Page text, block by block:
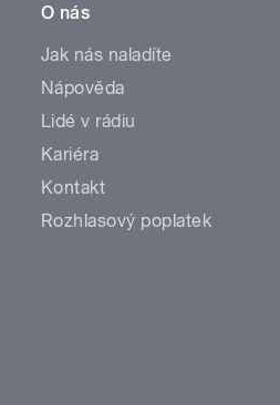
O nás
Jak nás naladíte
Nápověda
Lidé v rádiu
Kariéra
Kontakt
Rozhlasový poplatek